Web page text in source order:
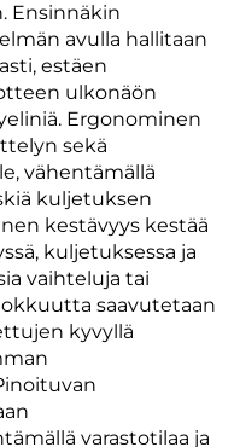
Ensinnäkin
avulla hallitaan
estäen
ulkonäön
Ergonominen
sekä
vähentämällä
kuljetuksen
kestävyys kestää
kuljetuksessa ja
vaihteluja tai
saavutetaan
kyvyllä
varastotilaa ja